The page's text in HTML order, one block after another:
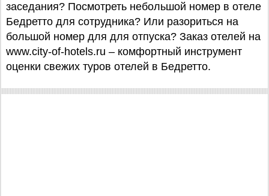
заседания? Посмотреть небольшой номер в отеле
Бедретто для сотрудника? Или разориться на
большой номер для для отпуска? Заказ отелей на
www.city-of-hotels.ru – комфортный инструмент
оценки свежих туров отелей в Бедретто.